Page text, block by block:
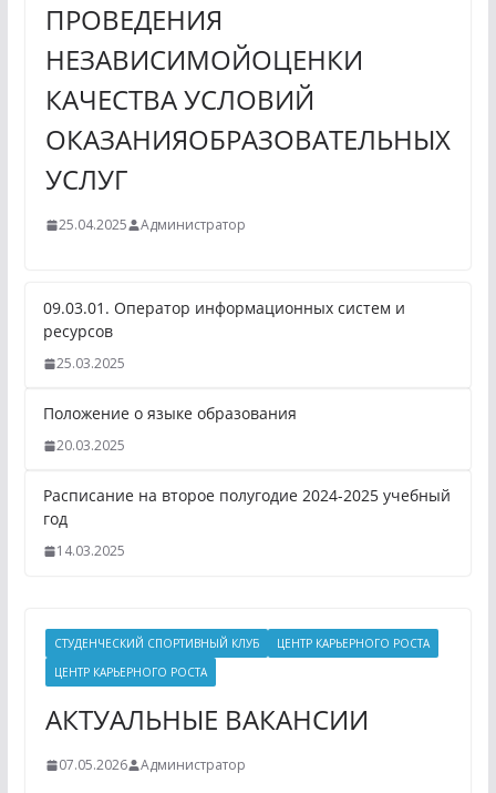
ПРОВЕДЕНИЯ
НЕЗАВИСИМОЙОЦЕНКИ
КАЧЕСТВА УСЛОВИЙ
ОКАЗАНИЯОБРАЗОВАТЕЛЬНЫХ
УСЛУГ
25.04.2025 Администратор
09.03.01. Оператор информационных систем и
ресурсов
25.03.2025
Положение о языке образования
20.03.2025
Расписание на второе полугодие 2024-2025 учебный
год
14.03.2025
СТУДЕНЧЕСКИЙ СПОРТИВНЫЙ КЛУБ
ЦЕНТР КАРЬЕРНОГО РОСТА
ЦЕНТР КАРЬЕРНОГО РОСТА
АКТУАЛЬНЫЕ ВАКАНСИИ
07.05.2026 Администратор